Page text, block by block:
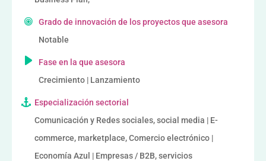
Grado de innovación de los proyectos que asesora
Notable
Fase en la que asesora
Crecimiento | Lanzamiento
Especialización sectorial
Comunicación y Redes sociales, social media | E-
commerce, marketplace, Comercio electrónico |
Economía Azul | Empresas / B2B, servicios